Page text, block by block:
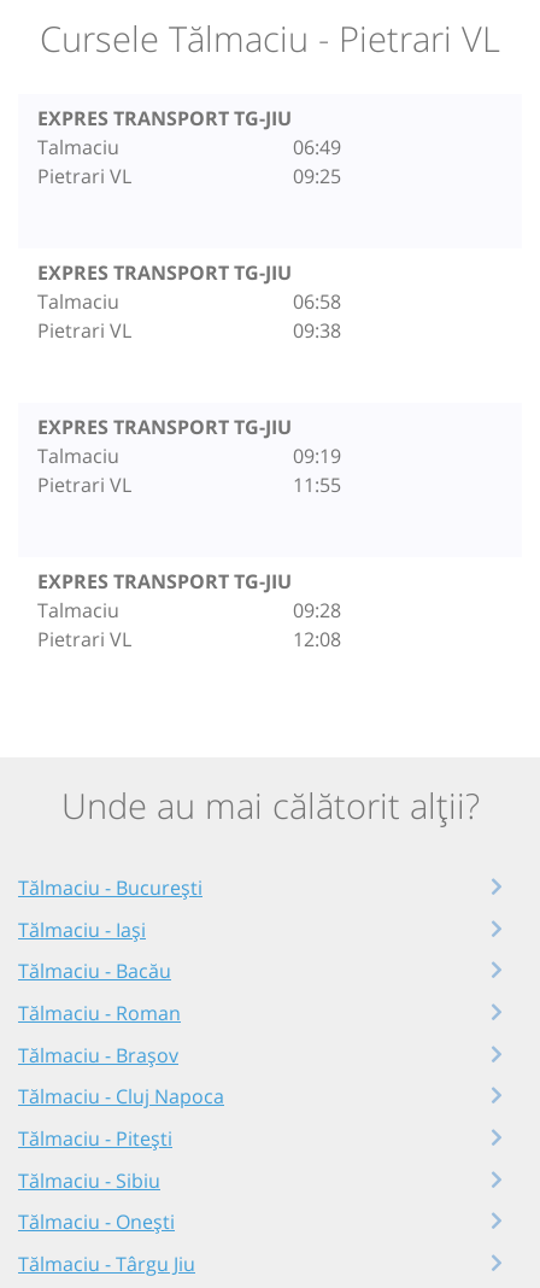
Cursele Tălmaciu - Pietrari VL
EXPRES TRANSPORT TG-JIU
Talmaciu
Pietrari VL
06:49
09:25
EXPRES TRANSPORT TG-JIU
Talmaciu
Pietrari VL
06:58
09:38
EXPRES TRANSPORT TG-JIU
Talmaciu
Pietrari VL
09:19
11:55
EXPRES TRANSPORT TG-JIU
Talmaciu
Pietrari VL
09:28
12:08
Unde au mai călătorit alții?
Tălmaciu - București
Tălmaciu - Iași
Tălmaciu - Bacău
Tălmaciu - Roman
Tălmaciu - Brașov
Tălmaciu - Cluj Napoca
Tălmaciu - Pitești
Tălmaciu - Sibiu
Tălmaciu - Onești
Tălmaciu - Târgu Jiu